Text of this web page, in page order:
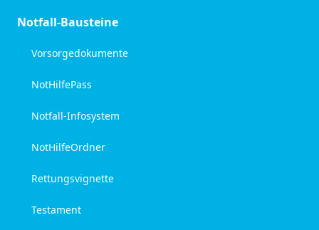
Notfall-Bausteine
Vorsorgedokumente
NotHilfePass
Notfall-Infosystem
NotHilfeOrdner
Rettungsvignette
Testament